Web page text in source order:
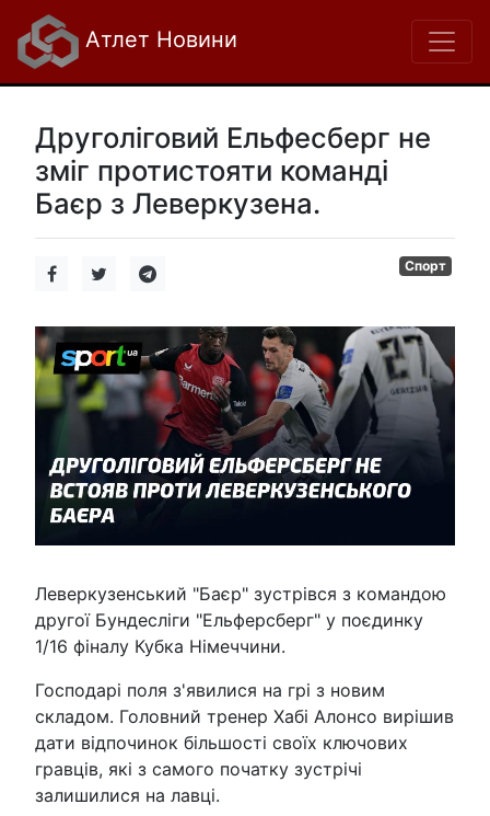
Атлет Новини
Друголіговий Ельфесберг не
зміг протистояти команді
Баєр з Леверкузена.
Спорт
Леверкузенський "Баєр" зустрівся з командою
другої Бундесліги "Ельферсберг" у поєдинку
1/16 фіналу Кубка Німеччини.
Господарі поля з'явилися на грі з новим
складом. Головний тренер Хабі Алонсо вирішив
дати відпочинок більшості своїх ключових
гравців, які з самого початку зустрічі
залишилися на лавці.